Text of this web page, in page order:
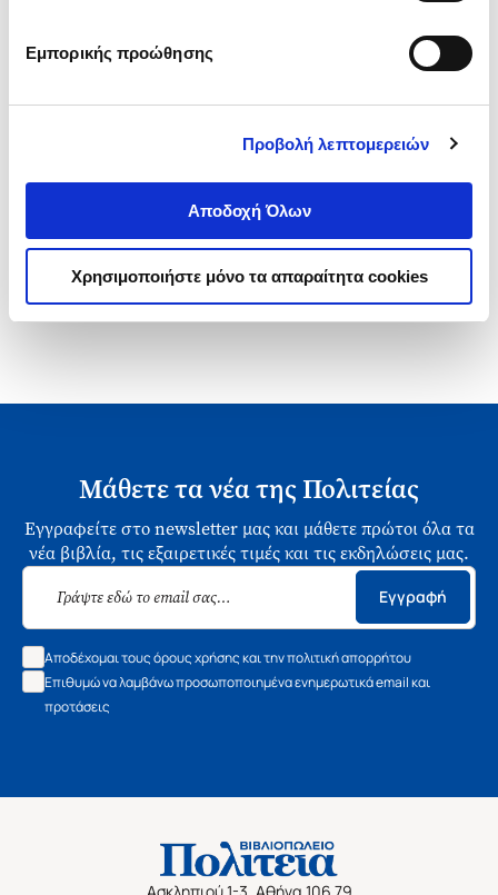
Εμπορικής προώθησης
Προβολή λεπτομερειών
Αποδοχή Όλων
Χρησιμοποιήστε μόνο τα απαραίτητα cookies
1-1 από 1 προϊόντα
Μάθετε τα νέα της Πολιτείας
Εγγραφείτε στο newsletter μας και μάθετε πρώτοι όλα τα
νέα βιβλία, τις εξαιρετικές τιμές και τις εκδηλώσεις μας.
Εγγραφή
Αποδέχομαι τους όρους χρήσης και την πολιτική απορρήτου
Επιθυμώ να λαμβάνω προσωποποιημένα ενημερωτικά email και
προτάσεις